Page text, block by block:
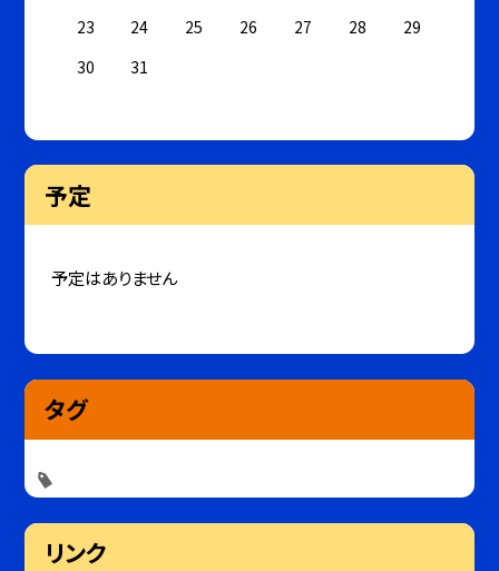
23
24 25 26 27 28
29
30
31
予定
予定はありません
タグ
リンク